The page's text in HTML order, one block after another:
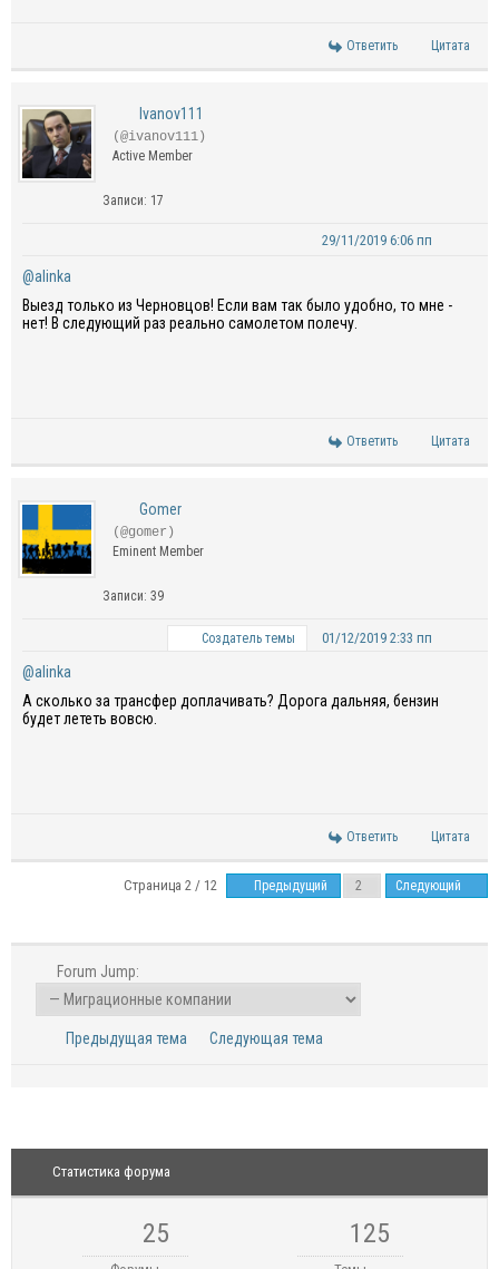
Ответить Цитата
Ivanov111
(@ivanov111)
Active Member
Записи: 17
29/11/2019 6:06 пп
@alinka
Выезд только из Черновцов! Если вам так было удобно, то мне -
нет! В следующий раз реально самолетом полечу.
Ответить Цитата
Gomer
(@gomer)
Eminent Member
Записи: 39
Создатель темы 01/12/2019 2:33 пп
@alinka
А сколько за трансфер доплачивать? Дорога дальняя, бензин
будет лететь вовсю.
Ответить Цитата
Страница 2 / 12 Предыдущий Следующий
Forum Jump:
Предыдущая тема Следующая тема
Статистика форума
25 125